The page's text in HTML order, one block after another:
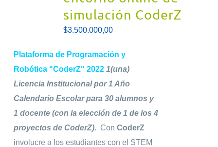
simulación CoderZ
$3.500.000,00
Plataforma de Programación y
Robótica "CoderZ" 2022 1(una)
Licencia Institucional por 1 Año
Calendario Escolar para 30 alumnos y
1 docente (con la elección de 1 de los 4
proyectos de CoderZ). ConCoderZ
involucre a los estudiantes con el STEM